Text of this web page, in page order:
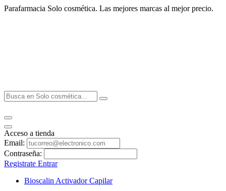
Parafarmacia Solo cosmética. Las mejores marcas al mejor precio.
Acceso a tienda
Email:
Contraseña:
Registrate Entrar
Bioscalin Activador Capilar